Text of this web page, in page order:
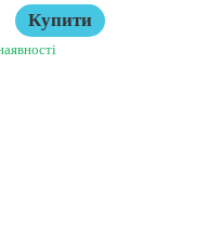
Купити